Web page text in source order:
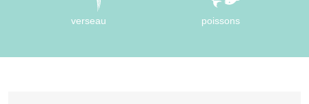
verseau poissons